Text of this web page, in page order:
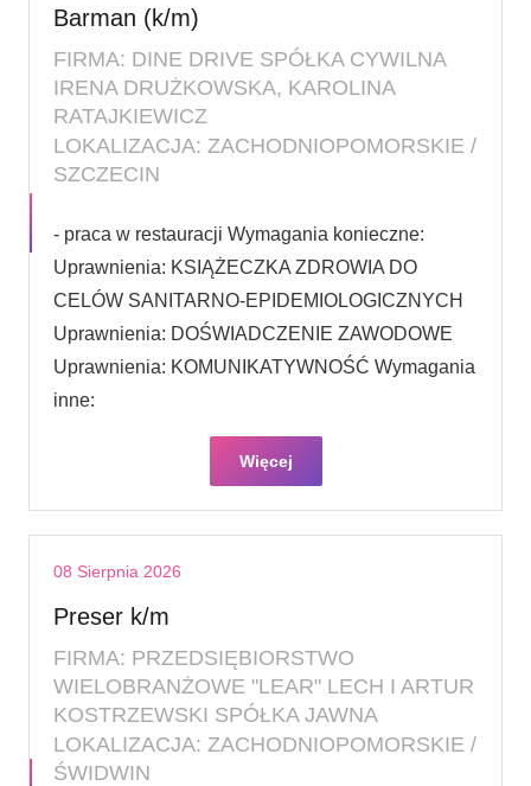
Barman (k/m)
FIRMA: DINE DRIVE SPÓŁKA CYWILNA
IRENA DRUŻKOWSKA, KAROLINA
RATAJKIEWICZ
LOKALIZACJA: ZACHODNIOPOMORSKIE /
SZCZECIN
- praca w restauracji Wymagania konieczne:
Uprawnienia: KSIĄŻECZKA ZDROWIA DO
CELÓW SANITARNO-EPIDEMIOLOGICZNYCH
Uprawnienia: DOŚWIADCZENIE ZAWODOWE
Uprawnienia: KOMUNIKATYWNOŚĆ Wymagania
inne:
Więcej
08 Sierpnia 2026
Preser k/m
FIRMA: PRZEDSIĘBIORSTWO
WIELOBRANŻOWE "LEAR" LECH I ARTUR
KOSTRZEWSKI SPÓŁKA JAWNA
LOKALIZACJA: ZACHODNIOPOMORSKIE /
ŚWIDWIN